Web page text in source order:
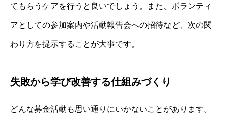
てもらうケアを行うと良いでしょう。また、ボランティ
アとしての参加案内や活動報告会への招待など、次の関
わり方を提示することが大事です。
失敗から学び改善する仕組みづくり
どんな募金活動も思い通りにいかないことがあります。